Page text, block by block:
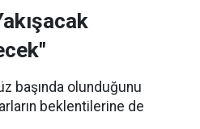
başında olunduğunu
beklentilerine de